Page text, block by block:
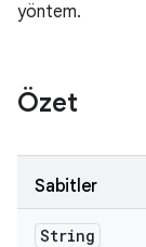
yöntem.
Özet
Sabitler
String